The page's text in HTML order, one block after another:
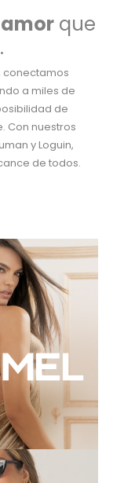
amorque
conectamos
a miles de
de
Con nuestros
y Loguin,
de todos.